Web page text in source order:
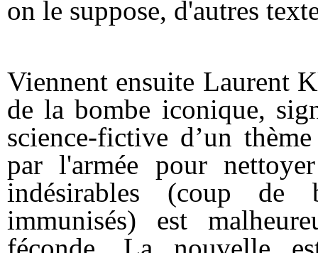
on le suppose, d'autres
Viennent ensuite Laurent
de la bombe iconique,
science-fictive d’un
par l'armée pour
indésirables (coup de
immunisés) est